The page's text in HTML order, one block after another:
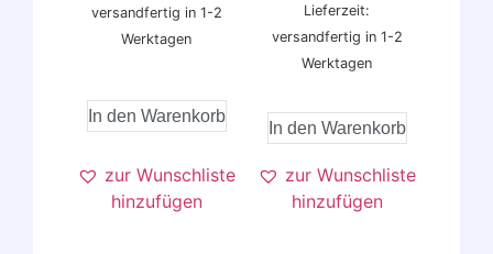
versandfertig in 1-2
Werktagen
In den Warenkorb
zur Wunschliste
hinzufügen
Lieferzeit:
versandfertig in 1-2
Werktagen
In den Warenkorb
zur Wunschliste
hinzufügen